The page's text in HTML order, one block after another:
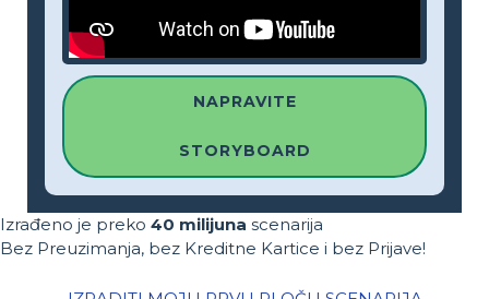
NAPRAVITE
STORYBOARD
Izrađeno je preko 40 milijuna scenarija
Bez Preuzimanja, bez Kreditne Kartice i bez Prijave!